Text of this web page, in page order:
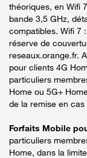
théoriques, en Wifi
bande 3,5 GHz,
compatibles. Wifi 7
réserve de
reseaux.orange.fr.
pour clients 4G
particuliers
Home ou 5G+
de la remise en cas
Forfaits Mobile
particuliers
Home, dans la